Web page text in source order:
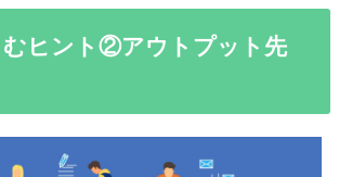
むヒント②アウトプット先